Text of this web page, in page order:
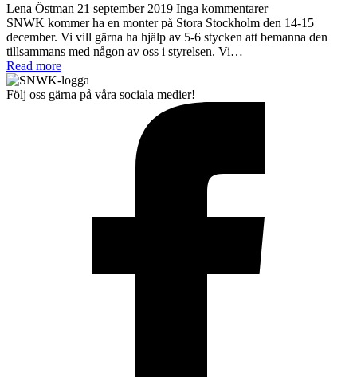
Lena Östman 21 september 2019 Inga kommentarer
SNWK kommer ha en monter på Stora Stockholm den 14-15
december. Vi vill gärna ha hjälp av 5-6 stycken att bemanna den
tillsammans med någon av oss i styrelsen. Vi…
Read more
Följ oss gärna på våra sociala medier!